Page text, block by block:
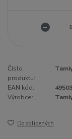
Číslo
produktu:
EAN kód:
Výrobce:
Do oblíbených